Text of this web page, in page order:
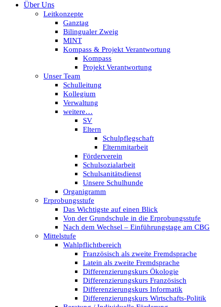
Über Uns
Leitkonzepte
Ganztag
Bilingualer Zweig
MINT
Kompass & Projekt Verantwortung
Kompass
Projekt Verantwortung
Unser Team
Schulleitung
Kollegium
Verwaltung
weitere…
SV
Eltern
Schulpflegschaft
Elternmitarbeit
Förderverein
Schulsozialarbeit
Schulsanitätsdienst
Unsere Schulhunde
Organigramm
Erprobungsstufe
Das Wichtigste auf einen Blick
Von der Grundschule in die Erprobungsstufe
Nach dem Wechsel – Einführungstage am CBG
Mittelstufe
Wahlpflichtbereich
Französisch als zweite Fremdsprache
Latein als zweite Fremdsprache
Differenzierungskurs Ökologie
Differenzierungskurs Französisch
Differenzierungskurs Informatik
Differenzierungskurs Wirtschafts-Politik